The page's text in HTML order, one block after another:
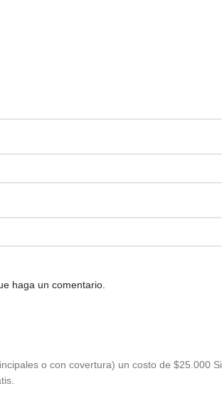
haga un comentario.
o con covertura) un costo de $25.000